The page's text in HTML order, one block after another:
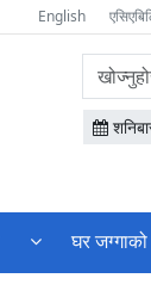
English
वेबसाइटमा
सामग्री
खोज्नुहोस
घर